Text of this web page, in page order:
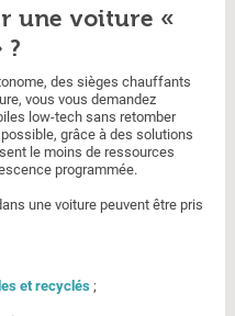
une voiture «
?
des sièges chauffants
vous vous demandez
low-tech sans retomber
possible, grâce à des solutions
le moins de ressources
programmée.
une voiture peuvent être pris
et recyclés;